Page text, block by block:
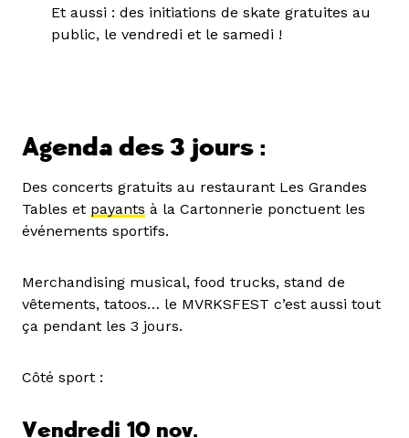
Et aussi : des initiations de skate gratuites au
public, le vendredi et le samedi !
Agenda des 3 jours :
Des concerts gratuits au restaurant Les Grandes
Tables et payants à la Cartonnerie ponctuent les
événements sportifs.
Merchandising musical, food trucks, stand de
vêtements, tatoos… le MVRKSFEST c’est aussi tout
ça pendant les 3 jours.
Côté sport :
Vendredi 10 nov.